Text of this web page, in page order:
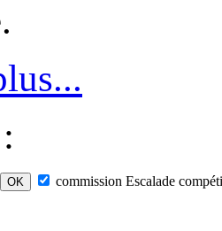
commission Escalade